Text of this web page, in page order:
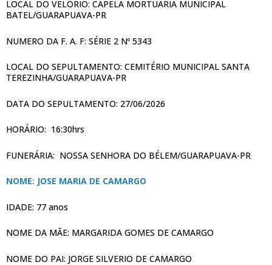
LOCAL DO VELÓRIO: CAPELA MORTUARIA MUNICIPAL
BATEL/GUARAPUAVA-PR
NUMERO DA F. A. F: SÉRIE 2 Nº 5343
LOCAL DO SEPULTAMENTO: CEMITÉRIO MUNICIPAL SANTA
TEREZINHA/GUARAPUAVA-PR
DATA DO SEPULTAMENTO: 27/06/2026
HORÁRIO: 16:30hrs
FUNERÁRIA: NOSSA SENHORA DO BÉLEM/GUARAPUAVA-PR
NOME: JOSE MARIA DE CAMARGO
IDADE: 77 anos
NOME DA MÃE: MARGARIDA GOMES DE CAMARGO
NOME DO PAI: JORGE SILVERIO DE CAMARGO